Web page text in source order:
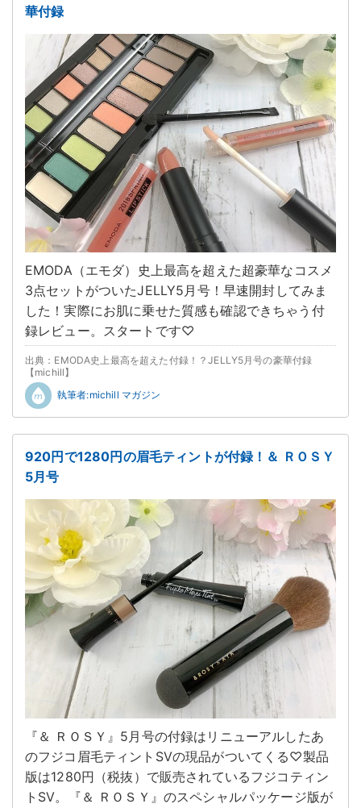
華付録
EMODA（エモダ）史上最高を超えた超豪華なコスメ
3点セットがついたJELLY5月号！早速開封してみま
した！実際にお肌に乗せた質感も確認できちゃう付
録レビュー。スタートです♡
出典：EMODA史上最高を超えた付録！？JELLY5月号の豪華付録
【michill】
執筆者:michill マガジン
920円で1280円の眉毛ティントが付録！＆ ＲＯＳＹ
5月号
『＆ ＲＯＳＹ』5月号の付録はリニューアルしたあ
のフジコ眉毛ティントSVの現品がついてくる♡製品
版は1280円（税抜）で販売されているフジコティン
トSV。『＆ ＲＯＳＹ』のスペシャルパッケージ版が